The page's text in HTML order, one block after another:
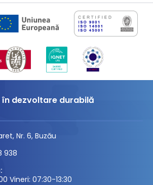
în dezvoltare durabilă
Nr. 6, Buzău
938
Vineri: 07:30-13:30